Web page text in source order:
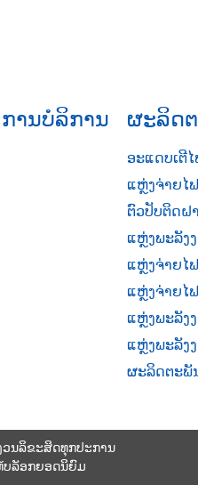
ານບໍລິການ ຜະລິດ
ອະແດບເຕີ
ແຫຼ່ງຈ່າຍໄຟ
ຕົວປັບຕິດຝາ
ແຫຼ່ງພະລັງງ
ແຫຼ່ງຈ່າຍໄ
ແຫຼ່ງຈ່າຍໄ
ແຫຼ່ງພະລັງ
ແຫຼ່ງພະລັງ
ຜະລິດຕະ
ວນລິຂະສິດທຸກປະການ
ບລັອກຍອດນິຍົມ